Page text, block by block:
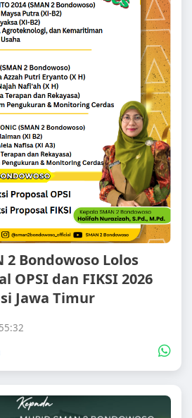
2 Bondowoso Lolos
OPSI dan FIKSI 2026
Jawa Timur